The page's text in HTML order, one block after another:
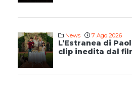
News 7 Ago 2026
L’Estranea di
clip inedita dal